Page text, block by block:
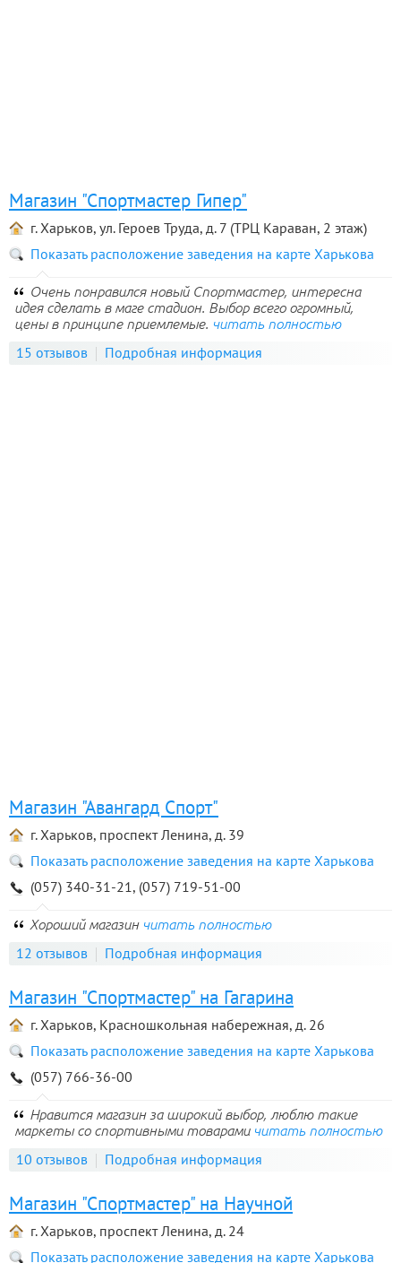
Магазин "Спортмастер Гипер"
г. Харьков, ул. Героев Труда, д. 7 (ТРЦ Караван, 2 этаж)
Показать расположение заведения на карте Харькова
Очень понравился новый Спортмастер, интересна
идея сделать в маге стадион. Выбор всего огромный,
цены в принципе приемлемые. читать полностью
15 отзывов Подробная информация
Магазин "Авангард Спорт"
г. Харьков, проспект Ленина, д. 39
Показать расположение заведения на карте Харькова
(057) 340-31-21, (057) 719-51-00
Хороший магазин читать полностью
12 отзывов Подробная информация
Магазин "Спортмастер" на Гагарина
г. Харьков, Красношкольная набережная, д. 26
Показать расположение заведения на карте Харькова
(057) 766-36-00
Нравится магазин за широкий выбор, люблю такие
маркеты со спортивными товарами читать полностью
10 отзывов Подробная информация
Магазин "Спортмастер" на Научной
г. Харьков, проспект Ленина, д. 24
Показать расположение заведения на карте Харькова